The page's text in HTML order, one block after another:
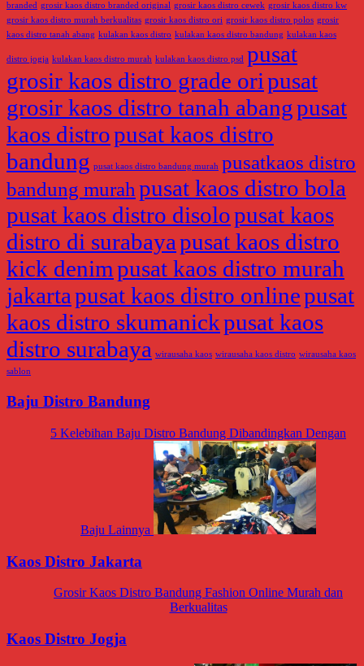
branded grosir kaos distro branded original grosir kaos distro cewek grosir kaos distro kw
grosir kaos distro murah berkualitas grosir kaos distro ori grosir kaos distro polos grosir
kaos distro tanah abang kulakan kaos distro kulakan kaos distro bandung kulakan kaos
distro jogja kulakan kaos distro murah kulakan kaos distro psd pusat
grosir kaos distro grade oripusat
grosir kaos distro tanah abangpusat
kaos distropusat kaos distro
bandung pusat kaos distro bandung murah pusatkaos distro
bandung murahpusat kaos distro bola
pusat kaos distro disolopusat kaos
distro di surabayapusat kaos distro
kick denimpusat kaos distro murah
jakartapusat kaos distro onlinepusat
kaos distro skumanickpusat kaos
distro surabaya wirausaha kaos wirausaha kaos distro wirausaha kaos
sablon
Baju Distro Bandung
5 Kelebihan Baju Distro Bandung Dibandingkan Dengan
Baju Lainnya
Kaos Distro Jakarta
Grosir Kaos Distro Bandung Fashion Online Murah dan
Berkualitas
Kaos Distro Jogja